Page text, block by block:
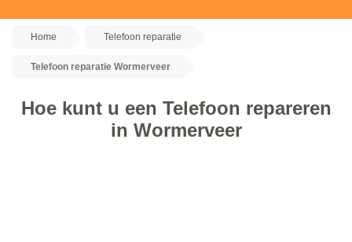
Home Telefoon reparatie
Telefoon reparatie Wormerveer
Hoe kunt u een Telefoon repareren
in Wormerveer